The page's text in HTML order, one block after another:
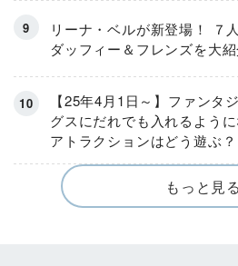
リーナ・ベルが新登場！ ７
ダッフィー＆フレンズを大
【25年4月1日～】ファンタ
グスにだれでも入れるよう
アトラクションはどう遊ぶ？
もっと見る